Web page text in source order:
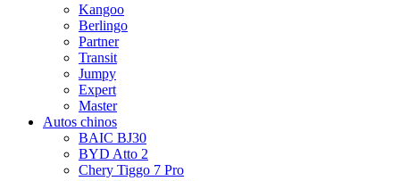
Kangoo
Berlingo
Partner
Transit
Jumpy
Expert
Master
Autos chinos
BAIC BJ30
BYD Atto 2
Chery Tiggo 7 Pro